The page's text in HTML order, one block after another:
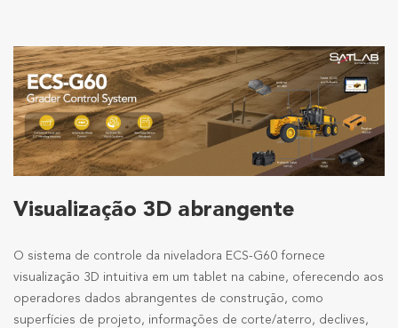
Visualização 3D abrangente
O sistema de controle da niveladora ECS-G60 fornece
visualização 3D intuitiva em um tablet na cabine, oferecendo aos
operadores dados abrangentes de construção, como
superfícies de projeto, informações de corte/aterro, declives,